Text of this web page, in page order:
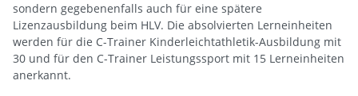
sondern gegebenenfalls auch für eine spätere
Lizenzausbildung beim HLV. Die absolvierten Lerneinheiten
werden für die C-Trainer Kinderleichtathletik-Ausbildung mit
30 und für den C-Trainer Leistungssport mit 15 Lerneinheiten
anerkannt.